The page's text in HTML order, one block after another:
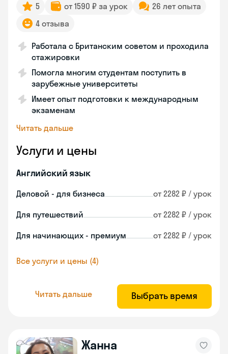
5 от 1590 ₽ за урок
26 лет опыта
4 отзыва
Работала с Британским советом и проходила
стажировки
Помогла многим студентам поступить в
зарубежные университеты
Имеет опыт подготовки к международным
экзаменам
Читать дальше
Услуги и цены
Английский язык
Деловой - для бизнеса от 2282 ₽ / урок
Для путешествий от 2282 ₽ / урок
Для начинающих - премиум от 2282 ₽ / урок
Все услуги и цены (4)
Читать дальше Выбрать время
Жанна